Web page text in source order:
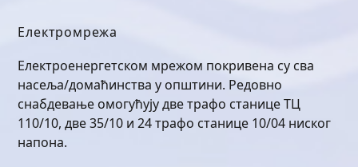
Електромрежа
Електроенергетском мрежом покривена су сва
насеља/домаћинства у општини. Редовно
снабдевање омогућују две трафо станице ТЦ
110/10, две 35/10 и 24 трафо станице 10/04 ниског
напона.